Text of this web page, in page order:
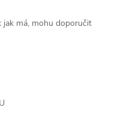
má, mohu doporučit